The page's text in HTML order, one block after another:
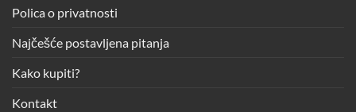
Polica o privatnosti
Najčešće postavljena pitanja
Kako kupiti?
Kontakt